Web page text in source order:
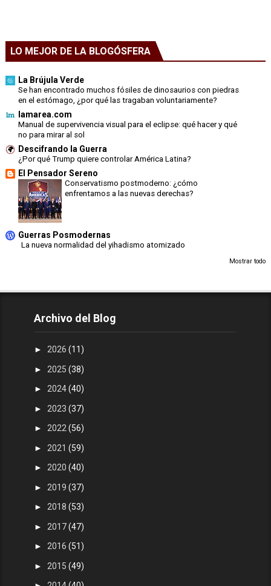
LO MEJOR DE LA BLOGÓSFERA
La Brújula Verde
Se han encontrado muchos fósiles de dinosaurios con piedras
en el estómago, ¿por qué las tragaban voluntariamente?
lamarea.com
Manual de supervivencia visual para el eclipse: qué hacer y qué
no para mirar al sol
Descifrando la Guerra
¿Por qué Trump quiere controlar América Latina?
El Pensador Sereno
Conservatismo postmoderno: ¿cómo
enfrentamos a las nuevas derechas?
Guerras Posmodernas
La nueva normalidad del yihadismo atomizado
Mostrar todo
Archivo del Blog
► 2026(11)
► 2025(38)
► 2024(40)
► 2023(37)
► 2022(56)
► 2021(59)
► 2020(40)
► 2019(37)
► 2018(53)
► 2017(47)
► 2016(51)
► 2015(49)